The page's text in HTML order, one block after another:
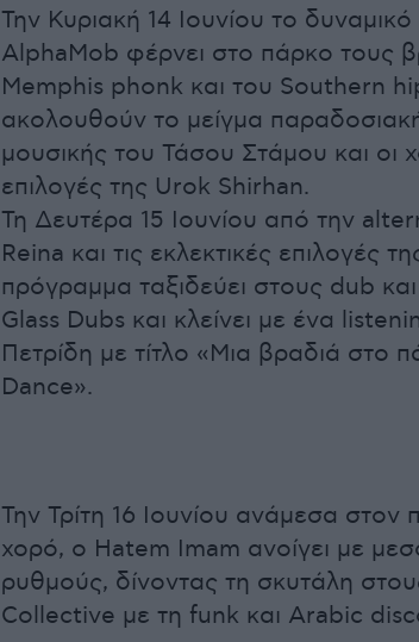
Την Κυριακή 14 Ιουνίου το
AlphaMob φέρνει στο πάρκο τους
Memphis phonk και του Southern
ακολουθούν το μείγμα
μουσικής του Τάσου Στάμου και οι
επιλογές της Urok Shirhan.
Τη Δευτέρα 15 Ιουνίου από την
Reina και τις εκλεκτικές επιλογές
πρόγραμμα ταξιδεύει στους dub
Glass Dubs και κλείνει με ένα
Πετρίδη με τίτλο «Μια βραδιά στο
Dance».
Την Τρίτη 16 Ιουνίου ανάμεσα στον
χορό, ο Hatem Imam ανοίγει με
ρυθμούς, δίνοντας τη σκυτάλη
Collective με τη funk και Arabic